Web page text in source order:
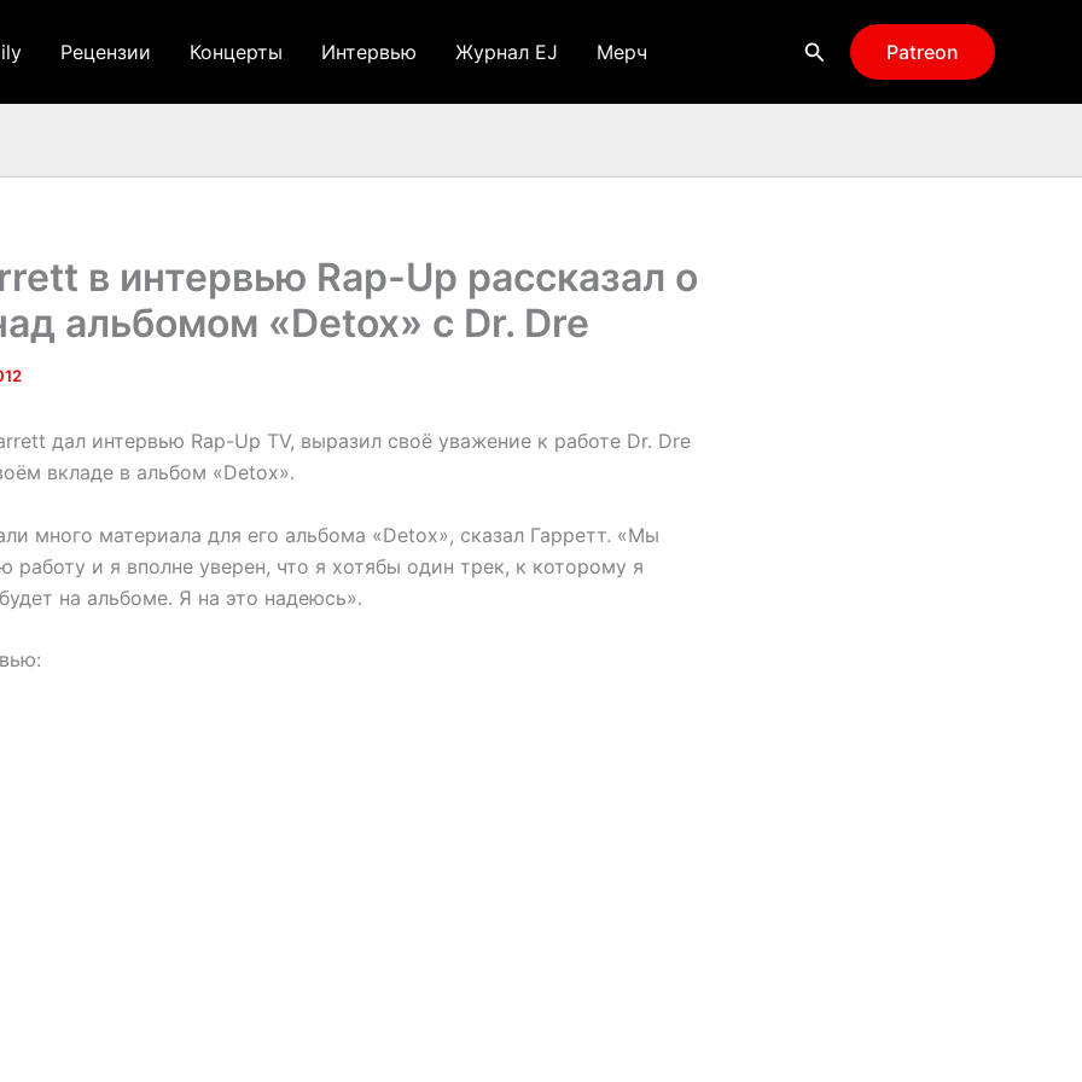
Рецензии Концерты Интервью Журнал EJ Мерч Поиск Patreon
в интервью Rap-Up рассказал о
альбомом «Detox» c Dr. Dre
дал интервью Rap-Up TV, выразил своё уважение к работе Dr. Dre
вкладе в альбом «Detox».
много материала для его альбома «Detox», сказал Гарретт. «Мы
работу и я вполне уверен, что я хотябы один трек, к которому я
на альбоме. Я на это надеюсь».